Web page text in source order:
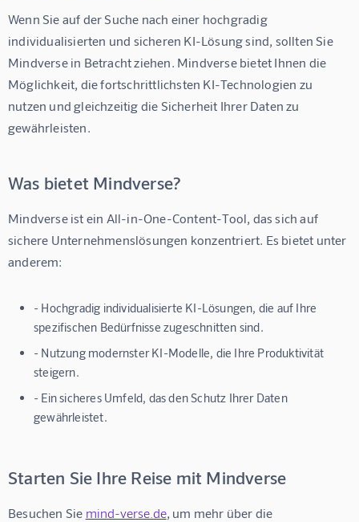
Wenn Sie auf der Suche nach einer hochgradig
individualisierten und sicheren KI-Lösung sind, sollten Sie
Mindverse in Betracht ziehen. Mindverse bietet Ihnen die
Möglichkeit, die fortschrittlichsten KI-Technologien zu
nutzen und gleichzeitig die Sicherheit Ihrer Daten zu
gewährleisten.
Was bietet Mindverse?
Mindverse ist ein All-in-One-Content-Tool, das sich auf
sichere Unternehmenslösungen konzentriert. Es bietet unter
anderem:
- Hochgradig individualisierte KI-Lösungen, die auf Ihre
spezifischen Bedürfnisse zugeschnitten sind.
- Nutzung modernster KI-Modelle, die Ihre Produktivität
steigern.
- Ein sicheres Umfeld, das den Schutz Ihrer Daten
gewährleistet.
Starten Sie Ihre Reise mit Mindverse
Besuchen Sie mind-verse.de, um mehr über die